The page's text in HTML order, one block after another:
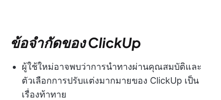
ข้อจำกัดของ ClickUp
ผู้ใช้ใหม่อาจพบว่าการนำทางผ่านคุณสมบัติและ
ตัวเลือกการปรับแต่งมากมายของ ClickUp เป็น
เรื่องท้าทาย